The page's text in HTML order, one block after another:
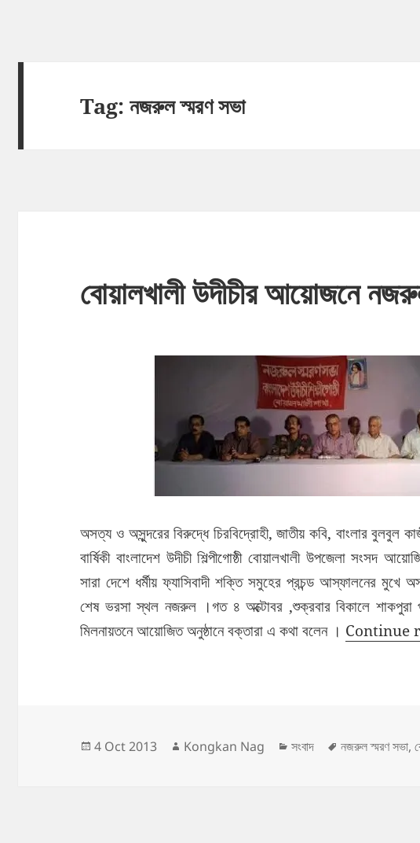
Tag:নজরুল স্মরণ সভা
বোয়ালখালী উদীচীর আয়োজনে
অসত্য ও অসুন্দরের বিরুদ্ধে চিরবিদ্রোহী, জাতীয় কবি, বাংলার
বার্ষিকী বাংলাদেশ উদীচী শিল্পীগোষ্ঠী বোয়ালখালী উপজেলা সংসদ
সারা দেশে ধর্মীয় ফ্যাসিবাদী শক্তি সমুহের প্রচন্ড আস্ফালনের মুখে
শেষ ভরসা স্থল নজরুল ।গত ৪ অক্টোবর ,শুক্রবার বিকালে শাকপুরা
মিলনায়তনে আয়োজিত অনুষ্ঠানে বক্তারা এ কথা বলেন । Continue
Posted
4 Oct 2013 Author
Kongkan Nag Categories
সংবাদ Tags
নজরুল স্মরণ সভা,